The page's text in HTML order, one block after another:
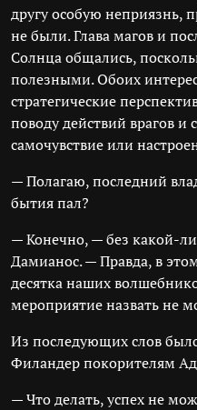
другу особую неприязнь,
не были. Глава магов и
Солнца общались,
полезными. Обоих
стратегические
поводу действий врагов и
самочувствие или
— Полагаю, последний
бытия пал?
— Конечно, — без какой-
Дамианос. — Правда, в
десятка наших
мероприятие назвать не
Из последующих слов
Филандер покорителям
— Что делать, успех не